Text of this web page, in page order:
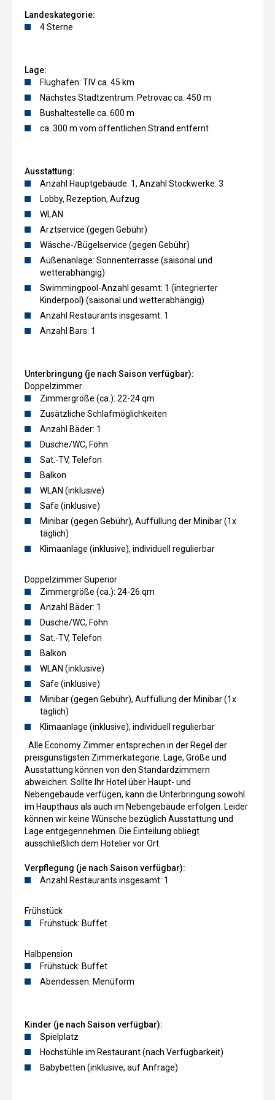
Landeskategorie:
4 Sterne
Lage:
Flughafen: TIV ca. 45 km
Nächstes Stadtzentrum: Petrovac ca. 450 m
Bushaltestelle ca. 600 m
ca. 300 m vom öffentlichen Strand entfernt
Ausstattung:
Anzahl Hauptgebäude: 1, Anzahl Stockwerke: 3
Lobby, Rezeption, Aufzug
WLAN
Arztservice (gegen Gebühr)
Wäsche-/Bügelservice (gegen Gebühr)
Außenanlage: Sonnenterrasse (saisonal und
wetterabhängig)
Swimmingpool-Anzahl gesamt: 1 (integrierter
Kinderpool ) (saisonal und wetterabhängig)
Anzahl Restaurants insgesamt: 1
Anzahl Bars: 1
Unterbringung (je nach Saison verfügbar):
Doppelzimmer
Zimmergröße (ca.): 22-24 qm
Zusätzliche Schlafmöglichkeiten
Anzahl Bäder: 1
Dusche/WC, Föhn
Sat.-TV, Telefon
Balkon
WLAN (inklusive)
Safe (inklusive)
Minibar (gegen Gebühr), Auffüllung der Minibar (1x
täglich)
Klimaanlage (inklusive), individuell regulierbar
Doppelzimmer Superior
Zimmergröße (ca.): 24-26 qm
Anzahl Bäder: 1
Dusche/WC, Föhn
Sat.-TV, Telefon
Balkon
WLAN (inklusive)
Safe (inklusive)
Minibar (gegen Gebühr), Auffüllung der Minibar (1x
täglich)
Klimaanlage (inklusive), individuell regulierbar
Alle Economy Zimmer entsprechen in der Regel der
preisgünstigsten Zimmerkategorie. Lage, Größe und
Ausstattung können von den Standardzimmern
abweichen. Sollte Ihr Hotel über Haupt- und
Nebengebäude verfügen, kann die Unterbringung sowohl
im Haupthaus als auch im Nebengebäude erfolgen. Leider
können wir keine Wünsche bezüglich Ausstattung und
Lage entgegennehmen. Die Einteilung obliegt
ausschließlich dem Hotelier vor Ort.
Verpflegung (je nach Saison verfügbar):
Anzahl Restaurants insgesamt: 1
Frühstück
Frühstück: Buffet
Halbpension
Frühstück: Buffet
Abendessen: Menüform
Kinder (je nach Saison verfügbar):
Spielplatz
Hochstühle im Restaurant (nach Verfügbarkeit)
Babybetten (inklusive, auf Anfrage)